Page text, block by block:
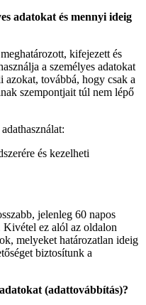
adatokat és mennyi ideig
kifejezett és
a személyes adatokat
azokat, továbbá, hogy csak a
szempontjait túl nem lépő
és kezelheti
jelenleg 60 napos
ez alól az oldalon
melyeket határozatlan ideig
biztosítunk a
(adattovábbítás)?